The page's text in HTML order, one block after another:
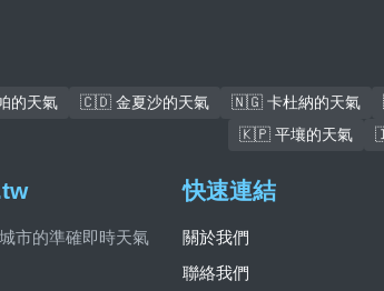
的天氣 🇨🇩 金夏沙的天氣 🇳🇬 卡杜納的天氣
🇰🇵 平壤的天氣
市的準確即時天氣
快速連結
關於我們
聯絡我們